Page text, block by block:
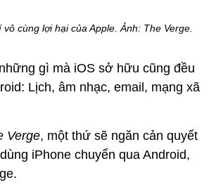
cùng lợi hại của Apple. Ảnh: The Verge.
gì mà iOS sở hữu cũng đều
Lịch, âm nhạc, email, mạng xã
Verge, một thứ sẽ ngăn cản quyết
iPhone chuyển qua Android,